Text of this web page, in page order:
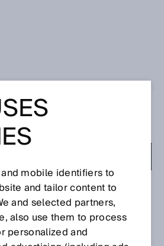
의 거리
회적 거리
대에 발
센서 솔
mobile identifiers to
and tailor content to
and selected partners,
also use them to process
personalized and